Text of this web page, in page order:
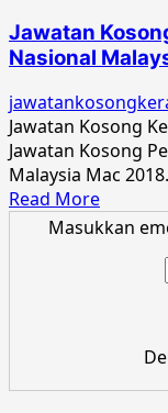
Jawatan
Nasional
Jawatan Kosong
Jawatan Kosong
Malaysia Mac
Read MoreRead
more
Masukkan